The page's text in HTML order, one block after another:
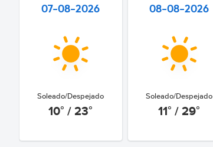
07-08-2026
Soleado/Despejado
10° / 23°
08-08-2026
Soleado/Despejado
11° / 29°